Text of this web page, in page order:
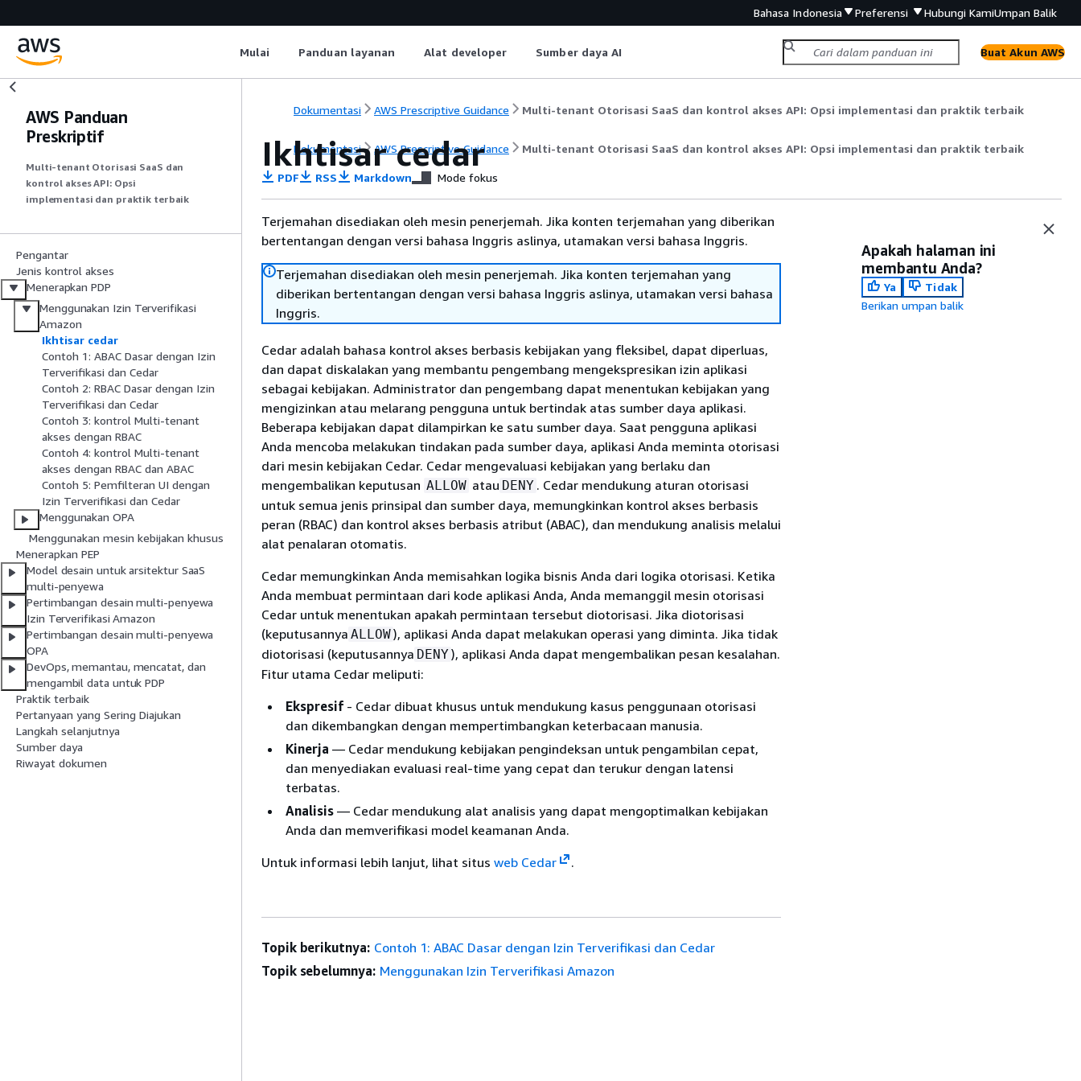
Bahasa Indonesia Preferensi Hubungi KamiUmpan Balik
Mulai Panduan layanan Alat developer Sumber daya AI Buat Akun AWS
AWS Panduan
Preskriptif
Multi-tenant Otorisasi SaaS dan
kontrol akses API: Opsi
implementasi dan praktik terbaik
Pengantar
Jenis kontrol akses
Menerapkan PDP
Menggunakan Izin Terverifikasi
Amazon
Ikhtisar cedar
Contoh 1: ABAC Dasar dengan Izin
Terverifikasi dan Cedar
Contoh 2: RBAC Dasar dengan Izin
Terverifikasi dan Cedar
Contoh 3: kontrol Multi-tenant
akses dengan RBAC
Contoh 4: kontrol Multi-tenant
akses dengan RBAC dan ABAC
Contoh 5: Pemfilteran UI dengan
Izin Terverifikasi dan Cedar
Menggunakan OPA
Menggunakan mesin kebijakan khusus
Menerapkan PEP
Model desain untuk arsitektur SaaS
multi-penyewa
Pertimbangan desain multi-penyewa
Izin Terverifikasi Amazon
Pertimbangan desain multi-penyewa
OPA
DevOps, memantau, mencatat, dan
mengambil data untuk PDP
Praktik terbaik
Pertanyaan yang Sering Diajukan
Langkah selanjutnya
Sumber daya
Riwayat dokumen
Dokumentasi AWS Prescriptive Guidance Multi-tenant Otorisasi SaaS dan kontrol akses API: Opsi implementasi dan praktik terbaik
Dokumentasi AWS Prescriptive Guidance Multi-tenant Otorisasi SaaS dan kontrol akses API: Opsi implementasi dan praktik terbaik
Ikhtisar cedar
PDF RSS Markdown Mode fokus
Terjemahan disediakan oleh mesin penerjemah. Jika konten terjemahan yang diberikan
bertentangan dengan versi bahasa Inggris aslinya, utamakan versi bahasa Inggris.
Terjemahan disediakan oleh mesin penerjemah. Jika konten terjemahan yang
diberikan bertentangan dengan versi bahasa Inggris aslinya, utamakan versi bahasa
Inggris.
Cedar adalah bahasa kontrol akses berbasis kebijakan yang fleksibel, dapat diperluas,
dan dapat diskalakan yang membantu pengembang mengekspresikan izin aplikasi
sebagai kebijakan. Administrator dan pengembang dapat menentukan kebijakan yang
mengizinkan atau melarang pengguna untuk bertindak atas sumber daya aplikasi.
Beberapa kebijakan dapat dilampirkan ke satu sumber daya. Saat pengguna aplikasi
Anda mencoba melakukan tindakan pada sumber daya, aplikasi Anda meminta otorisasi
dari mesin kebijakan Cedar. Cedar mengevaluasi kebijakan yang berlaku dan
mengembalikan keputusan ALLOW atau DENY . Cedar mendukung aturan otorisasi
untuk semua jenis prinsipal dan sumber daya, memungkinkan kontrol akses berbasis
peran (RBAC) dan kontrol akses berbasis atribut (ABAC), dan mendukung analisis melalui
alat penalaran otomatis.
Cedar memungkinkan Anda memisahkan logika bisnis Anda dari logika otorisasi. Ketika
Anda membuat permintaan dari kode aplikasi Anda, Anda memanggil mesin otorisasi
Cedar untuk menentukan apakah permintaan tersebut diotorisasi. Jika diotorisasi
(keputusannya ALLOW), aplikasi Anda dapat melakukan operasi yang diminta. Jika tidak
diotorisasi (keputusannya DENY), aplikasi Anda dapat mengembalikan pesan kesalahan.
Fitur utama Cedar meliputi:
Ekspresif - Cedar dibuat khusus untuk mendukung kasus penggunaan otorisasi
dan dikembangkan dengan mempertimbangkan keterbacaan manusia.
Kinerja — Cedar mendukung kebijakan pengindeksan untuk pengambilan cepat,
dan menyediakan evaluasi real-time yang cepat dan terukur dengan latensi
terbatas.
Analisis — Cedar mendukung alat analisis yang dapat mengoptimalkan kebijakan
Anda dan memverifikasi model keamanan Anda.
Untuk informasi lebih lanjut, lihat situs web Cedar .
Apakah halaman ini
membantu Anda?
Ya
Tidak
Berikan umpan balik
Topik berikutnya: Contoh 1: ABAC Dasar dengan Izin Terverifikasi dan Cedar
Topik sebelumnya: Menggunakan Izin Terverifikasi Amazon